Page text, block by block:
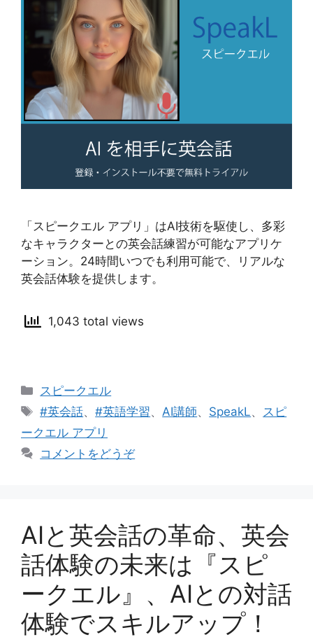
「スピークエル アプリ」はAI技術を駆使し、多彩
なキャラクターとの英会話練習が可能なアプリケ
ーション。24時間いつでも利用可能で、リアルな
英会話体験を提供します。
1,043 total views
カ
テ
リ
ー
スピークエル
タ
グ
#英会話、#英語学習、AI講師、 SpeakL、 スピ
ークエル アプリ
コメントをどうぞ
AIと英会話の革命、英会
話体験の未来は『スピ
ークエル』、AIとの対話
体験でスキルアップ！